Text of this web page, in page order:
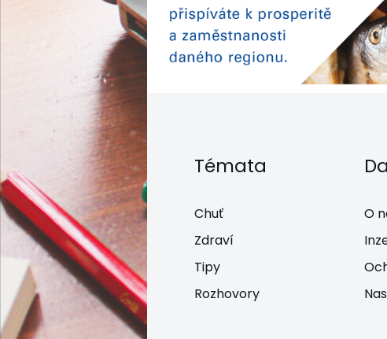
Témata
Chuť
Zdraví
Tipy
Rozhovory
O